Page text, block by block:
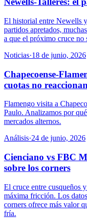
El historial entre Newells
partidos apretados,
a que el próximo cruce no
Noticias·18 de junio, 2026
Chapecoense-
cuotas no reaccionan
Flamengo visita a
Paulo. Analizamos por
mercados alternos.
Análisis·24 de junio, 2026
Cienciano vs FBC
sobre los corners
El cruce entre cusqueños
máxima fricción. Los
corners ofrece más valor
fría.